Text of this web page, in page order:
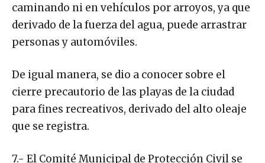
caminando ni en vehículos por arroyos, ya que
derivado de la fuerza del agua, puede arrastrar
personas y automóviles.
De igual manera, se dio a conocer sobre el
cierre precautorio de las playas de la ciudad
para fines recreativos, derivado del alto oleaje
que se registra.
7.- El Comité Municipal de Protección Civil se